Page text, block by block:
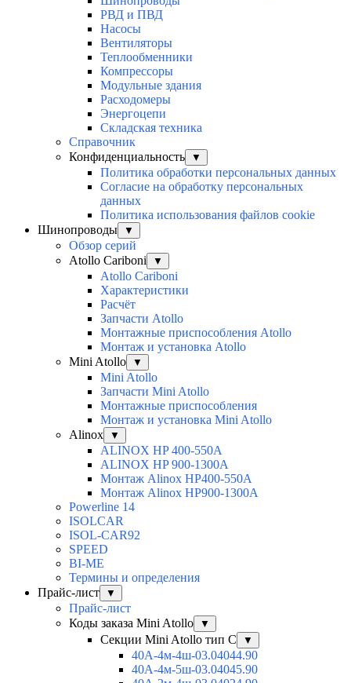
РВД и ПВД
Насосы
Вентиляторы
Теплообменники
Компрессоры
Модульные здания
Расходомеры
Энергоцепи
Складская техника
Справочник
Конфиденциальность
▼
Политика обработки персональных данных
Согласие на обработку персональных
данных
Политика использования файлов cookie
Шинопроводы
▼
Обзор серий
Atollo Cariboni
▼
Atollo Cariboni
Характеристики
Расчёт
Запчасти Atollo
Монтажные приспособления Atollo
Монтаж и установка Atollo
Mini Atollo
▼
Mini Atollo
Запчасти Mini Atollo
Монтажные приспособления
Монтаж и установка Mini Atollo
Alinox
▼
ALINOX HP 400-550A
ALINOX HP 900-1300A
Монтаж Alinox HP400-550A
Монтаж Alinox HP900-1300A
Powerline 14
ISOLCAR
ISOL-CAR92
SPEED
BI-ME
Термины и определения
Прайс-лист
▼
Прайс-лист
Коды заказа Mini Atollo
▼
Секции Mini Atollo тип С ▼
40А-4м-4ш-03.04044.90
40А-4м-5ш-03.04045.90